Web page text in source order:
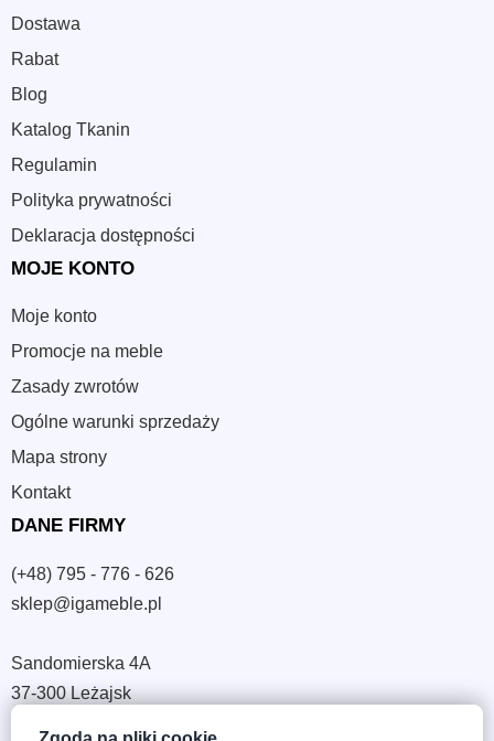
Dostawa
Rabat
Blog
Katalog Tkanin
Regulamin
Polityka prywatności
Deklaracja dostępności
MOJE KONTO
Moje konto
Promocje na meble
Zasady zwrotów
Ogólne warunki sprzedaży
Mapa strony
Kontakt
DANE FIRMY
(+48) 795 - 776 - 626
sklep@igameble.pl
Sandomierska 4A
37-300 Leżajsk